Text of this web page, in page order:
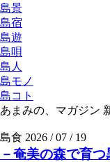
島景
島宿
島遊
島唄
島人
島モノ
島コト
あまみの、マガジン
島食 2026 / 07 / 19
－奄美の森で育